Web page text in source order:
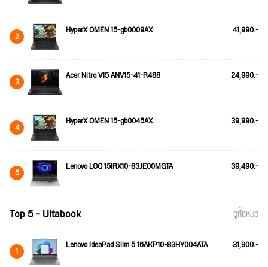
2 HyperX OMEN 15-gb0009AX 41,990.-
3 Acer Nitro V15 ANV15-41-R488 24,990.-
4 HyperX OMEN 15-gb0045AX 39,990.-
5 Lenovo LOQ 15IRX10-83JE00MGTA 39,490.-
Top 5 - Ultabook ดูทั้งหมด
1 Lenovo IdeaPad Slim 5 16AKP10-83HY004ATA 31,900.-